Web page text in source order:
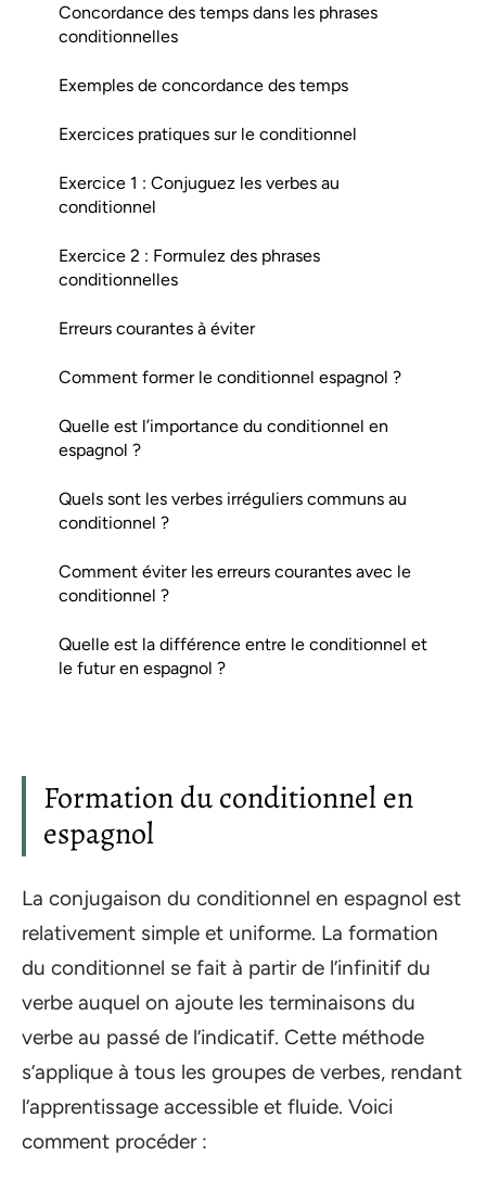
Concordance des temps dans les phrases
conditionnelles
Exemples de concordance des temps
Exercices pratiques sur le conditionnel
Exercice 1 : Conjuguez les verbes au
conditionnel
Exercice 2 : Formulez des phrases
conditionnelles
Erreurs courantes à éviter
Comment former le conditionnel espagnol ?
Quelle est l’importance du conditionnel en
espagnol ?
Quels sont les verbes irréguliers communs au
conditionnel ?
Comment éviter les erreurs courantes avec le
conditionnel ?
Quelle est la différence entre le conditionnel et
le futur en espagnol ?
Formation du conditionnel en
espagnol
La conjugaison du conditionnel en espagnol est
relativement simple et uniforme. La formation
du conditionnel se fait à partir de l’infinitif du
verbe auquel on ajoute les terminaisons du
verbe au passé de l’indicatif. Cette méthode
s’applique à tous les groupes de verbes, rendant
l’apprentissage accessible et fluide. Voici
comment procéder :